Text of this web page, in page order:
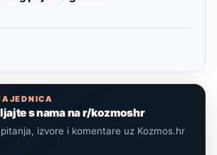
s nama na r/kozmoshr
izvore i komentare uz Kozmos.hr